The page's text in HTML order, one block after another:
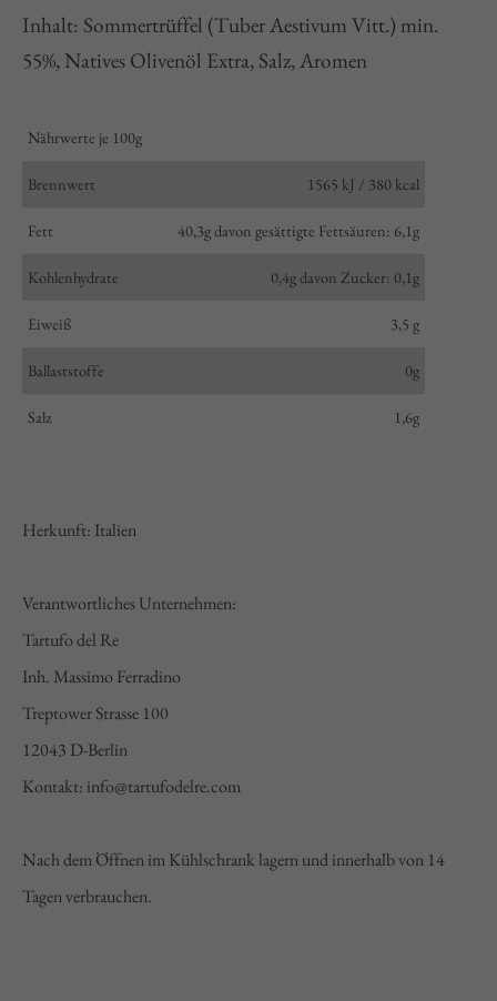
Inhalt: Sommertrüffel (Tuber Aestivum Vitt.) min.
55%, Natives Olivenöl Extra, Salz, Aromen
Nährwerte je 100g
Brennwert 1565 kJ / 380 kcal
Fett 40,3g davon gesättigte Fettsäuren: 6,1g
Kohlenhydrate 0,4g davon Zucker: 0,1g
Eiweiß 3,5 g
Ballaststoffe 0g
Salz 1,6g
Herkunft: Italien
Verantwortliches Unternehmen:
Tartufo del Re
Inh. Massimo Ferradino
Treptower Strasse 100
12043 D-Berlin
Kontakt: info@tartufodelre.com
Nach dem Öffnen im Kühlschrank lagern und innerhalb von 14
Tagen verbrauchen.